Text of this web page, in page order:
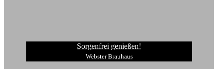
Sorgenfrei genießen!
Webster Brauhaus